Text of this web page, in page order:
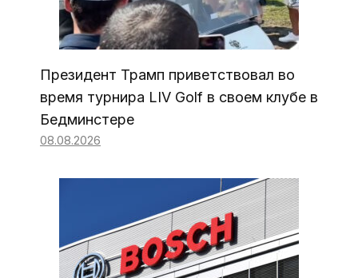
Президент Трамп приветствовал во
время турнира LIV Golf в своем клубе в
Бедминстере
08.08.2026